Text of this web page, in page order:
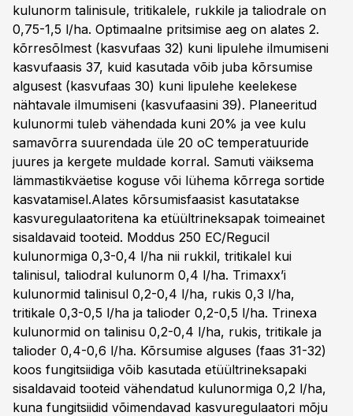
kulunorm talinisule, tritikalele, rukkile ja taliodrale on
0,75-1,5 l/ha. Optimaalne pritsimise aeg on alates 2.
kõrresõlmest (kasvufaas 32) kuni lipulehe ilmumiseni
kasvufaasis 37, kuid kasutada võib juba kõrsumise
algusest (kasvufaas 30) kuni lipulehe keelekese
nähtavale ilmumiseni (kasvufaasini 39). Planeeritud
kulunormi tuleb vähendada kuni 20% ja vee kulu
samavõrra suurendada üle 20 oC temperatuuride
juures ja kergete muldade korral. Samuti väiksema
lämmastikväetise koguse või lühema kõrrega sortide
kasvatamisel.Alates kõrsumisfaasist kasutatakse
kasvuregulaatoritena ka etüültrineksapak toimeainet
sisaldavaid tooteid. Moddus 250 EC/Regucil
kulunormiga 0,3-0,4 l/ha nii rukkil, tritikalel kui
talinisul, taliodral kulunorm 0,4 l/ha. Trimaxx’i
kulunormid talinisul 0,2-0,4 l/ha, rukis 0,3 l/ha,
tritikale 0,3-0,5 l/ha ja talioder 0,2-0,5 l/ha. Trinexa
kulunormid on talinisu 0,2-0,4 l/ha, rukis, tritikale ja
talioder 0,4-0,6 l/ha. Kõrsumise alguses (faas 31-32)
koos fungitsiidiga võib kasutada etüültrineksapaki
sisaldavaid tooteid vähendatud kulunormiga 0,2 l/ha,
kuna fungitsiidid võimendavad kasvuregulaatori mõju